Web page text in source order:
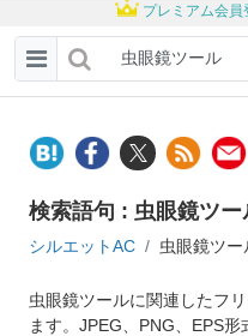
プレミアム会員
検索語句 : 虫眼鏡ツー
シルエットAC 虫眼鏡ツー
虫眼鏡ツールに関連したフ
ます。JPEG、PNG、EPS